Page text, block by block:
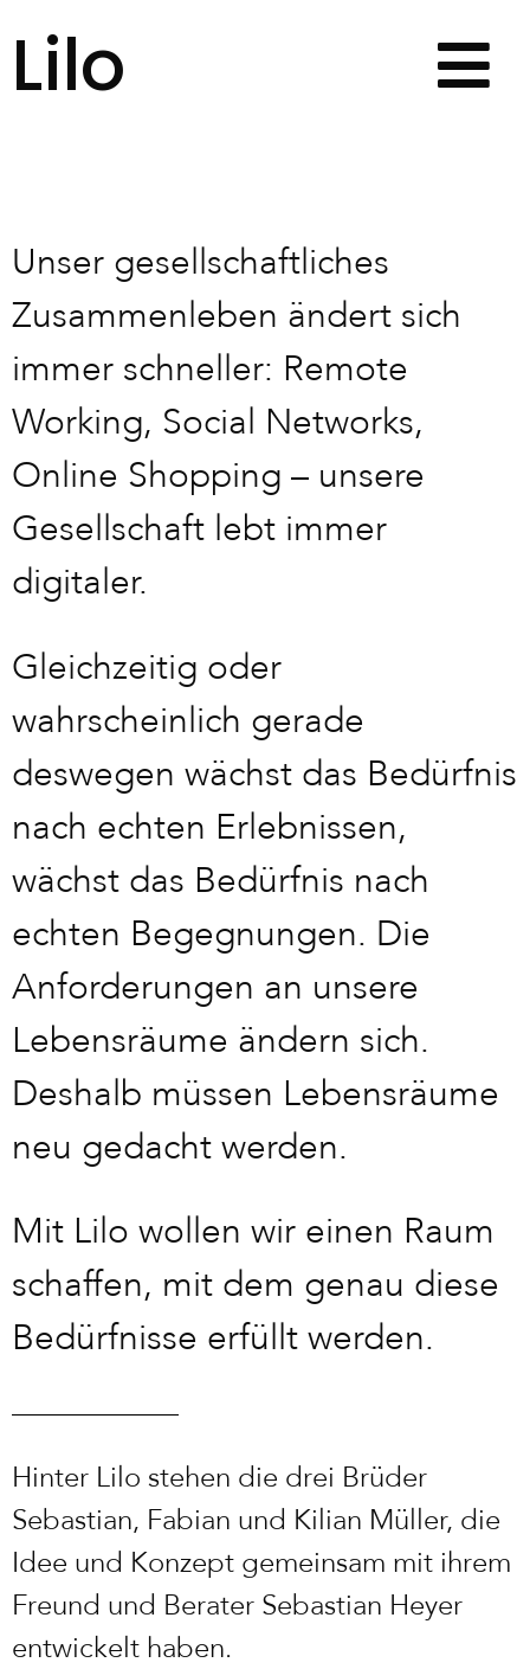
Lilo
Unser gesellschaftliches
Zusammenleben ändert sich
immer schneller: Remote
Working, Social Networks,
Online Shopping – unsere
Gesellschaft lebt immer
digitaler.
Gleichzeitig oder
wahrscheinlich gerade
deswegen wächst das Bedürfnis
nach echten Erlebnissen,
wächst das Bedürfnis nach
echten Begegnungen. Die
Anforderungen an unsere
Lebensräume ändern sich.
Deshalb müssen Lebensräume
neu gedacht werden.
Mit Lilo wollen wir einen Raum
schaffen, mit dem genau diese
Bedürfnisse erfüllt werden.
Hinter Lilo stehen die drei Brüder
Sebastian, Fabian und Kilian Müller, die
Idee und Konzept gemeinsam mit ihrem
Freund und Berater Sebastian Heyer
entwickelt haben.